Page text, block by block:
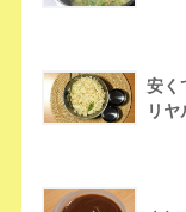
安く
リ